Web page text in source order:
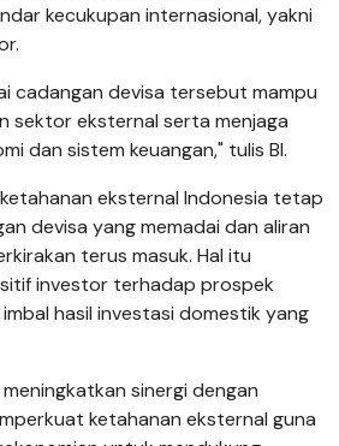
kecukupan internasional, yakni
cadangan devisa tersebut mampu
sektor eksternal serta menjaga
dan sistem keuangan," tulis BI.
ketahanan eksternal Indonesia tetap
devisa yang memadai dan aliran
terus masuk. Hal itu
investor terhadap prospek
hasil investasi domestik yang
sinergi dengan
ketahanan eksternal guna